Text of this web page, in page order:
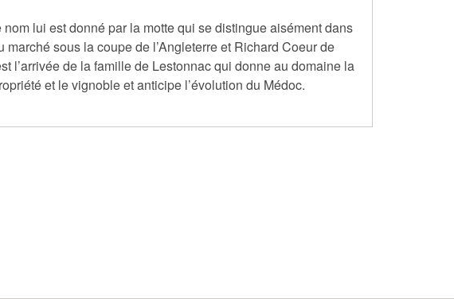
lui est donné par la motte qui se distingue aisément dans
sous la coupe de l’Angleterre et Richard Coeur de
l’arrivée de la famille de Lestonnac qui donne au domaine la
et le vignoble et anticipe l’évolution du Médoc.